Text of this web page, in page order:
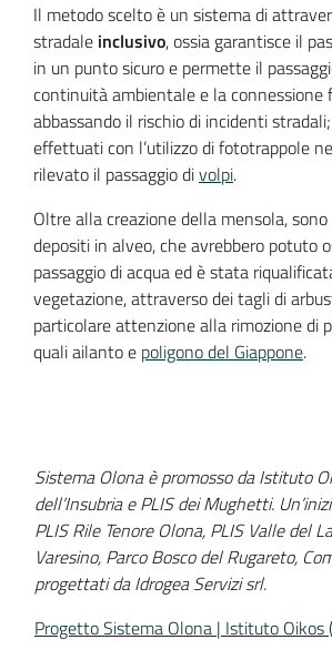
Il metodo scelto è un sistema di
stradale inclusivo, ossia garantisce il
in un punto sicuro e permette il
continuità ambientale e la connessione
abbassando il rischio di incidenti
effettuati con l’utilizzo di fototrappole
rilevato il passaggio divolpi.
Oltre alla creazione della mensola,
depositi in alveo, che avrebbero potuto
passaggio di acqua ed è stata
vegetazione, attraverso dei tagli di
particolare attenzione alla rimozione di
quali ailanto e poligono del Giappone.
Sistema Olona è promosso da Istituto
dell’Insubria e PLIS dei Mughetti.
PLIS Rile Tenore Olona, PLIS Valle del
Varesino, Parco Bosco del Rugareto,
progettati da Idrogea Servizi srl.
Progetto Sistema Olona | Istituto Oikos